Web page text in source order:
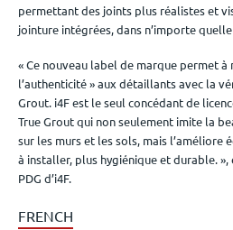
permettant des joints plus réalistes et
jointure intégrées, dans n’importe
« Ce nouveau label de marque permet à
l’authenticité » aux détaillants avec la
Grout. i4F est le seul concédant de
True Grout qui non seulement imite la
sur les murs et les sols, mais l’améliore
à installer, plus hygiénique et durable.
PDG d’i4F.
FRENCH